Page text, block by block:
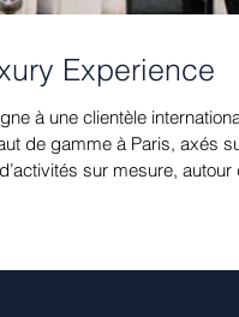
Experience
à une clientèle
de gamme à Paris, axés
sur mesure, autour